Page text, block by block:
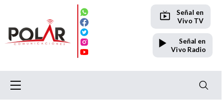
Señal en
Vivo TV
Señal en
Vivo Radio